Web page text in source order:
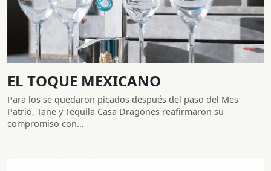
EL TOQUE MEXICANO
Para los se quedaron picados después del paso del Mes
Patrio, Tane y Tequila Casa Dragones reafirmaron su
compromiso con...